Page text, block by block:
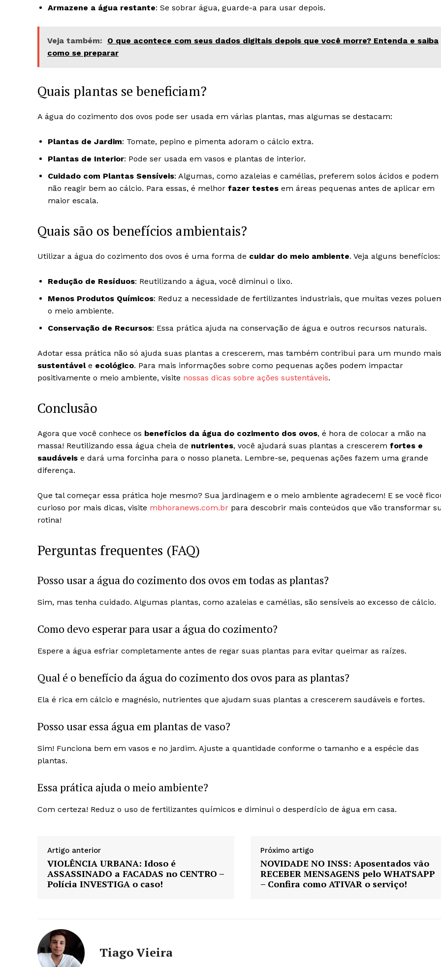
Armazene a água restante: Se sobrar água, guarde-a para usar depois.
Veja também:
O que acontece com seus dados digitais depois que você morre? Entenda e saiba
como se preparar
Quais plantas se beneficiam?
A água do cozimento dos ovos pode ser usada em várias plantas, mas algumas se destacam:
Plantas de Jardim: Tomate, pepino e pimenta adoram o cálcio extra.
Plantas de Interior: Pode ser usada em vasos e plantas de interior.
Cuidado com Plantas Sensíveis: Algumas, como azaleias e camélias, preferem solos ácidos e podem
não reagir bem ao cálcio. Para essas, é melhor fazer testes em áreas pequenas antes de aplicar em
maior escala.
Quais são os benefícios ambientais?
Utilizar a água do cozimento dos ovos é uma forma de cuidar do meio ambiente. Veja alguns benefícios:
Redução de Resíduos: Reutilizando a água, você diminui o lixo.
Menos Produtos Químicos: Reduz a necessidade de fertilizantes industriais, que muitas vezes
o meio ambiente.
Conservação de Recursos: Essa prática ajuda na conservação de água e outros recursos naturais.
Adotar essa prática não só ajuda suas plantas a crescerem, mas também contribui para um mundo mais
sustentávele ecológico. Para mais informações sobre como pequenas ações podem impactar
positivamente o meio ambiente, visite nossas dicas sobre ações sustentáveis.
Conclusão
Agora que você conhece os benefícios da água do cozimento dos ovos, é hora de colocar a mão na
massa! Reutilizando essa água cheia de nutrientes, você ajudará suas plantas a crescerem fortes e
saudáveis e dará uma forcinha para o nosso planeta. Lembre-se, pequenas ações fazem uma grande
diferença.
Que tal começar essa prática hoje mesmo? Sua jardinagem e o meio ambiente agradecem! E se você
curioso por mais dicas, visite mbhoranews.com.br para descobrir mais conteúdos que vão transformar
rotina!
Perguntas frequentes (FAQ)
Posso usar a água do cozimento dos ovos em todas as plantas?
Sim, mas tenha cuidado. Algumas plantas, como azaleias e camélias, são sensíveis ao excesso de cálcio.
Como devo esperar para usar a água do cozimento?
Espere a água esfriar completamente antes de regar suas plantas para evitar queimar as raízes.
Qual é o benefício da água do cozimento dos ovos para as plantas?
Ela é rica em cálcio e magnésio, nutrientes que ajudam suas plantas a crescerem saudáveis e fortes.
Posso usar essa água em plantas de vaso?
Sim! Funciona bem em vasos e no jardim. Ajuste a quantidade conforme o tamanho e a espécie das
plantas.
Essa prática ajuda o meio ambiente?
Com certeza! Reduz o uso de fertilizantes químicos e diminui o desperdício de água em casa.
Artigo anterior
VIOLÊNCIA URBANA: Idoso é
ASSASSINADO a FACADAS no CENTRO –
Polícia INVESTIGA o caso!
Próximo artigo
NOVIDADE NO INSS: Aposentados vão
RECEBER MENSAGENS pelo WHATSAPP
– Confira como ATIVAR o serviço!
Tiago Vieira